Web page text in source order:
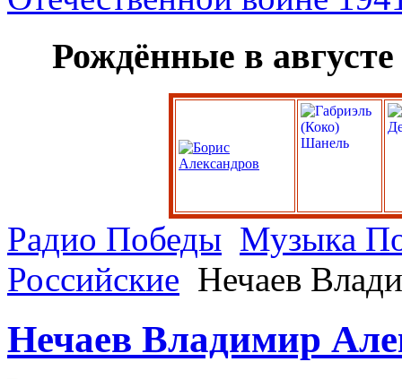
Рождённые в августе
Радио Победы Музыка
Российские Нечаев
Нечаев Владимир